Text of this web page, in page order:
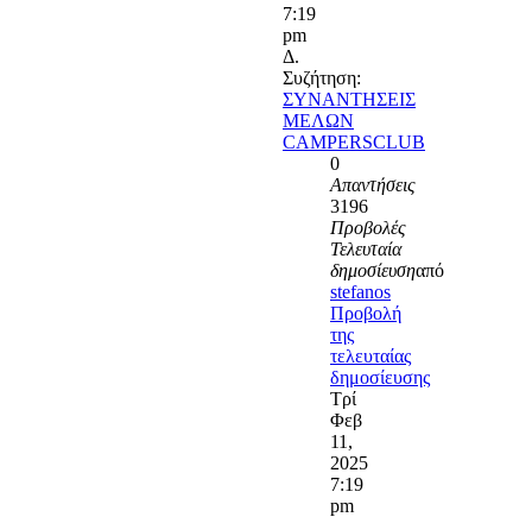
7:19
pm
Δ.
Συζήτηση:
ΣΥΝΑΝΤΗΣΕΙΣ
ΜΕΛΩΝ
CAMPERSCLUB
0
Απαντήσεις
3196
Προβολές
Τελευταία
δημοσίευσηαπό
stefanos
Προβολή
της
τελευταίας
δημοσίευσης
Τρί
Φεβ
11,
2025
7:19
pm